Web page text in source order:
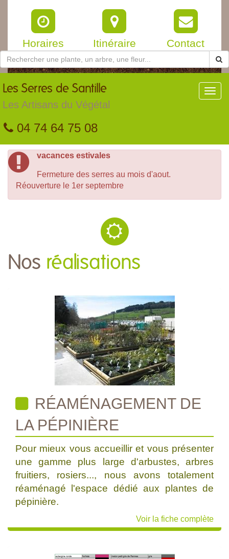
Horaires Itinéraire Contact
Les Serres de Santille
Les Artisans du Végétal
04 74 64 75 08
vacances estivales
Fermeture des serres au mois d'aout.
Réouverture le 1er septembre
Nos réalisations
RÉAMÉNAGEMENT DE
LA PÉPINIÈRE
Pour mieux vous accueillir et vous présenter
une gamme plus large d'arbustes, arbres
fruitiers, rosiers..., nous avons totalement
réaménagé l'espace dédié aux plantes de
pépinière.
Voir la fiche complète